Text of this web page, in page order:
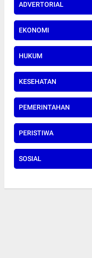
ADVERTORIAL
EKONOMI
HUKUM
KESEHATAN
PEMERINTAHAN
PERISTIWA
SOSIAL